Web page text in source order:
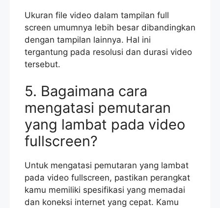
Ukuran file video dalam tampilan full
screen umumnya lebih besar dibandingkan
dengan tampilan lainnya. Hal ini
tergantung pada resolusi dan durasi video
tersebut.
5. Bagaimana cara
mengatasi pemutaran
yang lambat pada video
fullscreen?
Untuk mengatasi pemutaran yang lambat
pada video fullscreen, pastikan perangkat
kamu memiliki spesifikasi yang memadai
dan koneksi internet yang cepat. Kamu